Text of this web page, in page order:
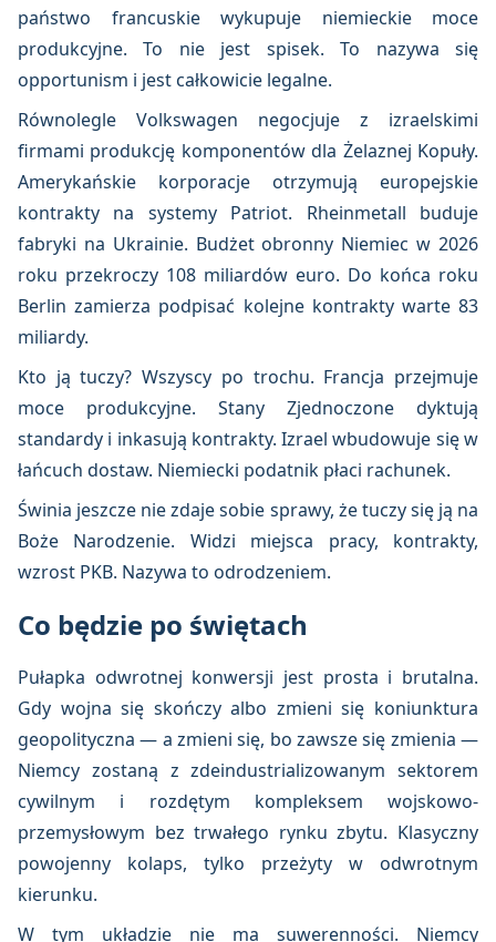
państwo francuskie wykupuje niemieckie moce
produkcyjne. To nie jest spisek. To nazywa się
opportunism i jest całkowicie legalne.
Równolegle Volkswagen negocjuje z izraelskimi
firmami produkcję komponentów dla Żelaznej Kopuły.
Amerykańskie korporacje otrzymują europejskie
kontrakty na systemy Patriot. Rheinmetall buduje
fabryki na Ukrainie. Budżet obronny Niemiec w 2026
roku przekroczy 108 miliardów euro. Do końca roku
Berlin zamierza podpisać kolejne kontrakty warte 83
miliardy.
Kto ją tuczy? Wszyscy po trochu. Francja przejmuje
moce produkcyjne. Stany Zjednoczone dyktują
standardy i inkasują kontrakty. Izrael wbudowuje się w
łańcuch dostaw. Niemiecki podatnik płaci rachunek.
Świnia jeszcze nie zdaje sobie sprawy, że tuczy się ją na
Boże Narodzenie. Widzi miejsca pracy, kontrakty,
wzrost PKB. Nazywa to odrodzeniem.
Co będzie po świętach
Pułapka odwrotnej konwersji jest prosta i brutalna.
Gdy wojna się skończy albo zmieni się koniunktura
geopolityczna — a zmieni się, bo zawsze się zmienia —
Niemcy zostaną z zdeindustrializowanym sektorem
cywilnym i rozdętym kompleksem wojskowo-
przemysłowym bez trwałego rynku zbytu. Klasyczny
powojenny kolaps, tylko przeżyty w odwrotnym
kierunku.
W tym układzie nie ma suwerenności. Niemcy